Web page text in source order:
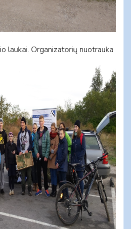
laukai. Organizatorių nuotrauka